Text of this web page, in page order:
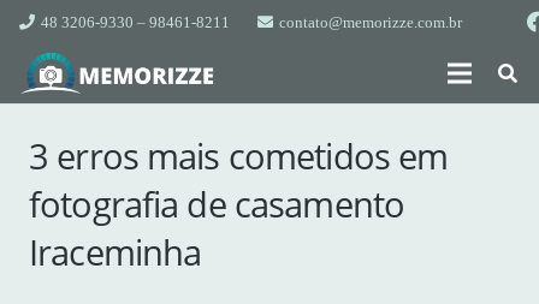
48 3206-9330 – 98461-8211 contato@memorizze.com.br
3 erros mais cometidos em
fotografia de casamento
Iraceminha